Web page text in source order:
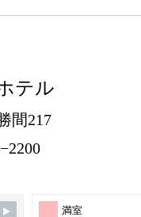
テル
間217
満室